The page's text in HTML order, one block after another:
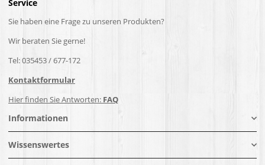
Service
Sie haben eine Frage zu unseren Produkten?
Wir beraten Sie gerne!
Tel: 035453 / 677-172
Kontaktformular
Hier finden Sie Antworten: FAQ
Informationen
Wissenswertes